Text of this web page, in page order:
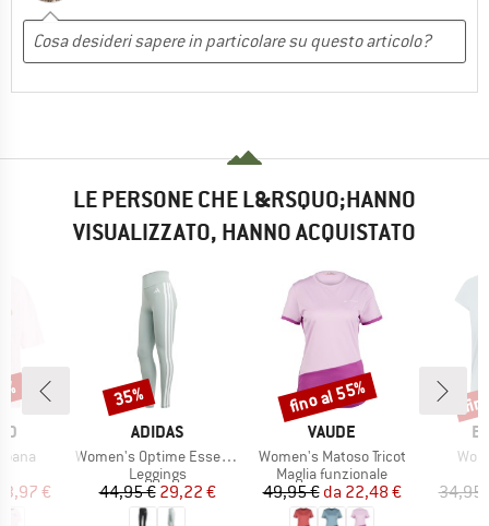
LE PERSONE CHE L&RSQUO;HANNO
VISUALIZZATO, HANNO ACQUISTATO
ridotto
€
MARCHIO
ADIDAS
Articolo
Women's Optime Essentials 3 Stripes Leggings
Gruppo di prodotti
Leggings
Prezzo
44,95 €Prezzo ridotto
29,22 €
Sconto
35%
MARCHIO
VAUDE
Articolo
Women's Matoso Tricot
Gruppo di prodotti
Maglia funzionale
Prezzo
49,95 € Prezzo ridotto
da 22,48 €
Sconto
fino al 55%
34,95